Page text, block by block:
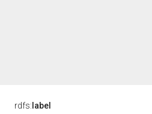
rdfs: label